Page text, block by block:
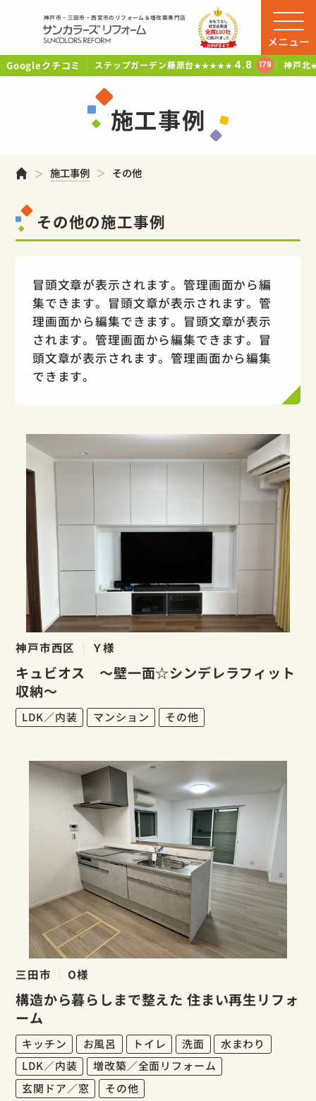
神戸市・三田市・西宮市のリフォーム＆増改築専門店
Googleクチコミ ステップガーデン藤原台★★★★★ 4.8 179 神戸北
メニュー
施工事例
ホーム施工事例 その他
その他の施工事例
冒頭文章が表示されます。管理画面から編
集できます。冒頭文章が表示されます。管
理画面から編集できます。冒頭文章が表示
されます。管理画面から編集できます。冒
頭文章が表示されます。管理画面から編集
できます。
神戸市西区 Ｙ様
キュビオス ～壁一面☆シンデレラフィット
収納～
LDK／内装 マンション その他
三田市 O様
構造から暮らしまで整えた 住まい再生リフォ
ーム
キッチン お風呂 トイレ 洗面
水まわり
LDK／内装
増改築／全面リフォーム
玄関ドア／窓
その他